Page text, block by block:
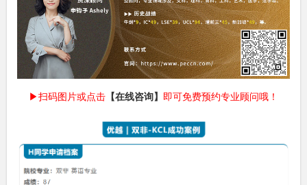
▶扫码图片或点击 【在线咨询】 即可免费预约专业顾问哦！